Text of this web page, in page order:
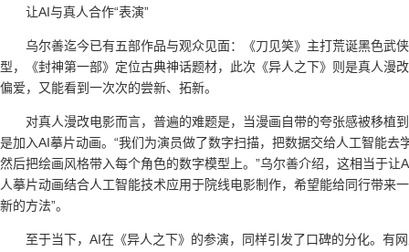
让AI与真人合作“表演”
乌尔善迄今已有五部作品与观众见面：《刀见笑》主打荒诞黑色武
型，《封神第一部》定位古典神话题材，此次《异人之下》则是真人漫
偏爱，又能看到一次次的尝新、拓新。
对真人漫改电影而言，普遍的难题是，当漫画自带的夸张感被移植
是加入AI摹片动画。“我们为演员做了数字扫描，把数据交给人工智能
然后把绘画风格带入每个角色的数字模型上。”乌尔善介绍，这相当于让
人摹片动画结合人工智能技术应用于院线电影制作，希望能给同行带来
新的方法”。
至于当下，AI在《异人之下》的参演，同样引发了口碑的分化。有